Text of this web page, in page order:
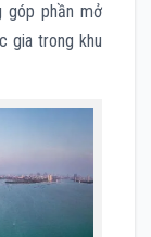
góp phần mở
gia trong khu